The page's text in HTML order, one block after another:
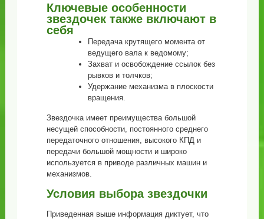
Ключевые особенности
звездочек также включают в
себя
Передача крутящего момента от
ведущего вала к ведомому;
Захват и освобождение ссылок без
рывков и толчков;
Удержание механизма в плоскости
вращения.
Звездочка имеет преимущества большой
несущей способности, постоянного среднего
передаточного отношения, высокого КПД и
передачи большой мощности и широко
используется в приводе различных машин и
механизмов.
Условия выбора звездочки
Приведенная выше информация диктует, что